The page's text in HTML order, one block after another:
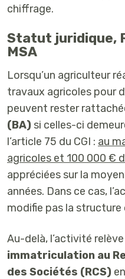
chiffrage.
Statut juridique,
MSA
Lorsqu’un agriculteur
travaux agricoles pour
peuvent rester
(BA) si celles-ci
l’article 75 du CGI : au
agricoles et 100 000 €
appréciées sur la
années. Dans ce cas,
modifie pas la structure
Au-delà, l’activité relève
immatriculation au
des Sociétés (RCS)